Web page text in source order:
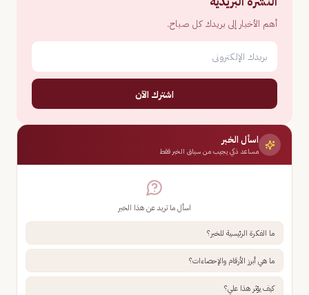
أهم الأخبار إلى بريدك كل صباح.
اشترك الآن
اسأل الخبر
مساعد ذكي يجيب من سياق الخبر فقط
اسأل ما تريد عن هذا الخبر
ما الفكرة الرئيسية للخبر؟
ما هي أبرز الأرقام والإحصاءات؟
كيف يؤثر هذا علي؟